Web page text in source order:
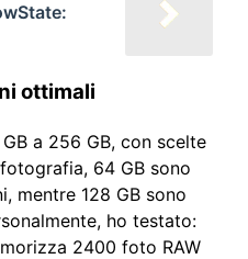
ottimali
a 256 GB, con scelte
64 GB sono
mentre 128 GB sono
ho testato:
2400 foto RAW